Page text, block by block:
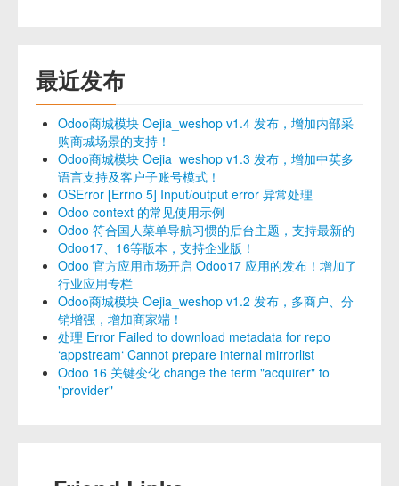
最近发布
Odoo商城模块 Oejia_weshop v1.4 发布，增加内部采
购商城场景的支持！
Odoo商城模块 Oejia_weshop v1.3 发布，增加中英多
语言支持及客户子账号模式！
OSError [Errno 5] Input/output error 异常处理
Odoo context 的常见使用示例
Odoo 符合国人菜单导航习惯的后台主题，支持最新的
Odoo17、16等版本，支持企业版！
Odoo 官方应用市场开启 Odoo17 应用的发布！增加了
行业应用专栏
Odoo商城模块 Oejia_weshop v1.2 发布，多商户、分
销增强，增加商家端！
处理 Error Failed to download metadata for repo
‘appstream‘ Cannot prepare internal mirrorlist
Odoo 16 关键变化 change the term "acquirer" to
"provider"